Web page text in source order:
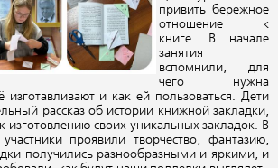
привить бережное
отношение к
книге. В начале
занятия
вспомнили, для
чего нужна
изготавливают и как ей пользоваться. Дети
рассказ об истории книжной закладки,
изготовлению своих уникальных закладок. В
проявили творчество, фантазию,
получились разнообразными и яркими, и